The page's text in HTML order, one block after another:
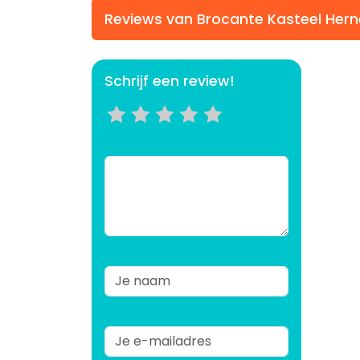
Reviews van Brocante Kasteel
Schrijf een review!